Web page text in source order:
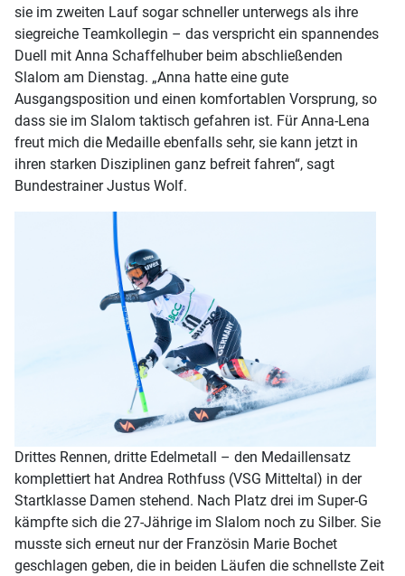
sie im zweiten Lauf sogar schneller unterwegs als ihre
siegreiche Teamkollegin – das verspricht ein spannendes
Duell mit Anna Schaffelhuber beim abschließenden
Slalom am Dienstag. „Anna hatte eine gute
Ausgangsposition und einen komfortablen Vorsprung, so
dass sie im Slalom taktisch gefahren ist. Für Anna-Lena
freut mich die Medaille ebenfalls sehr, sie kann jetzt in
ihren starken Disziplinen ganz befreit fahren“, sagt
Bundestrainer Justus Wolf.
Drittes Rennen, dritte Edelmetall – den Medaillensatz
komplettiert hat Andrea Rothfuss (VSG Mitteltal) in der
Startklasse Damen stehend. Nach Platz drei im Super-G
kämpfte sich die 27-Jährige im Slalom noch zu Silber. Sie
musste sich erneut nur der Französin Marie Bochet
geschlagen geben, die in beiden Läufen die schnellste Zeit